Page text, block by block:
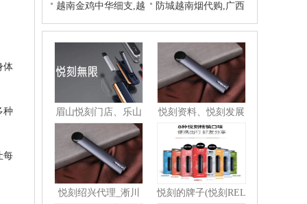
体
种
每
群
税香烟一手货源批发厂
价烟批发网站,诚信烟
行网站
香烟代购,港澳万宝路
香烟微信代购
越南金鸡中华细支,越
代细金边中华,双中支
防城越南烟代购,广西
防城港越南烟批发,广
眉山悦刻门店、乐山
悦刻资料、悦刻发展
全景
悦刻绍兴代理_淅川
悦刻的牌子(悦刻REL